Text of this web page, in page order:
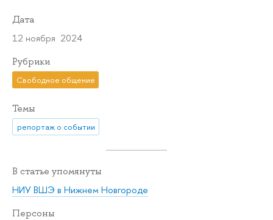
Дата
12 ноября 2024
Рубрики
Свободное общение
Темы
репортаж о событии
В статье упомянуты
НИУ ВШЭ в Нижнем Новгороде
Персоны